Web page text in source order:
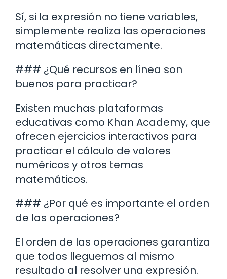
Sí, si la expresión no tiene variables,
simplemente realiza las operaciones
matemáticas directamente.
### ¿Qué recursos en línea son
buenos para practicar?
Existen muchas plataformas
educativas como Khan Academy, que
ofrecen ejercicios interactivos para
practicar el cálculo de valores
numéricos y otros temas
matemáticos.
### ¿Por qué es importante el orden
de las operaciones?
El orden de las operaciones garantiza
que todos lleguemos al mismo
resultado al resolver una expresión.